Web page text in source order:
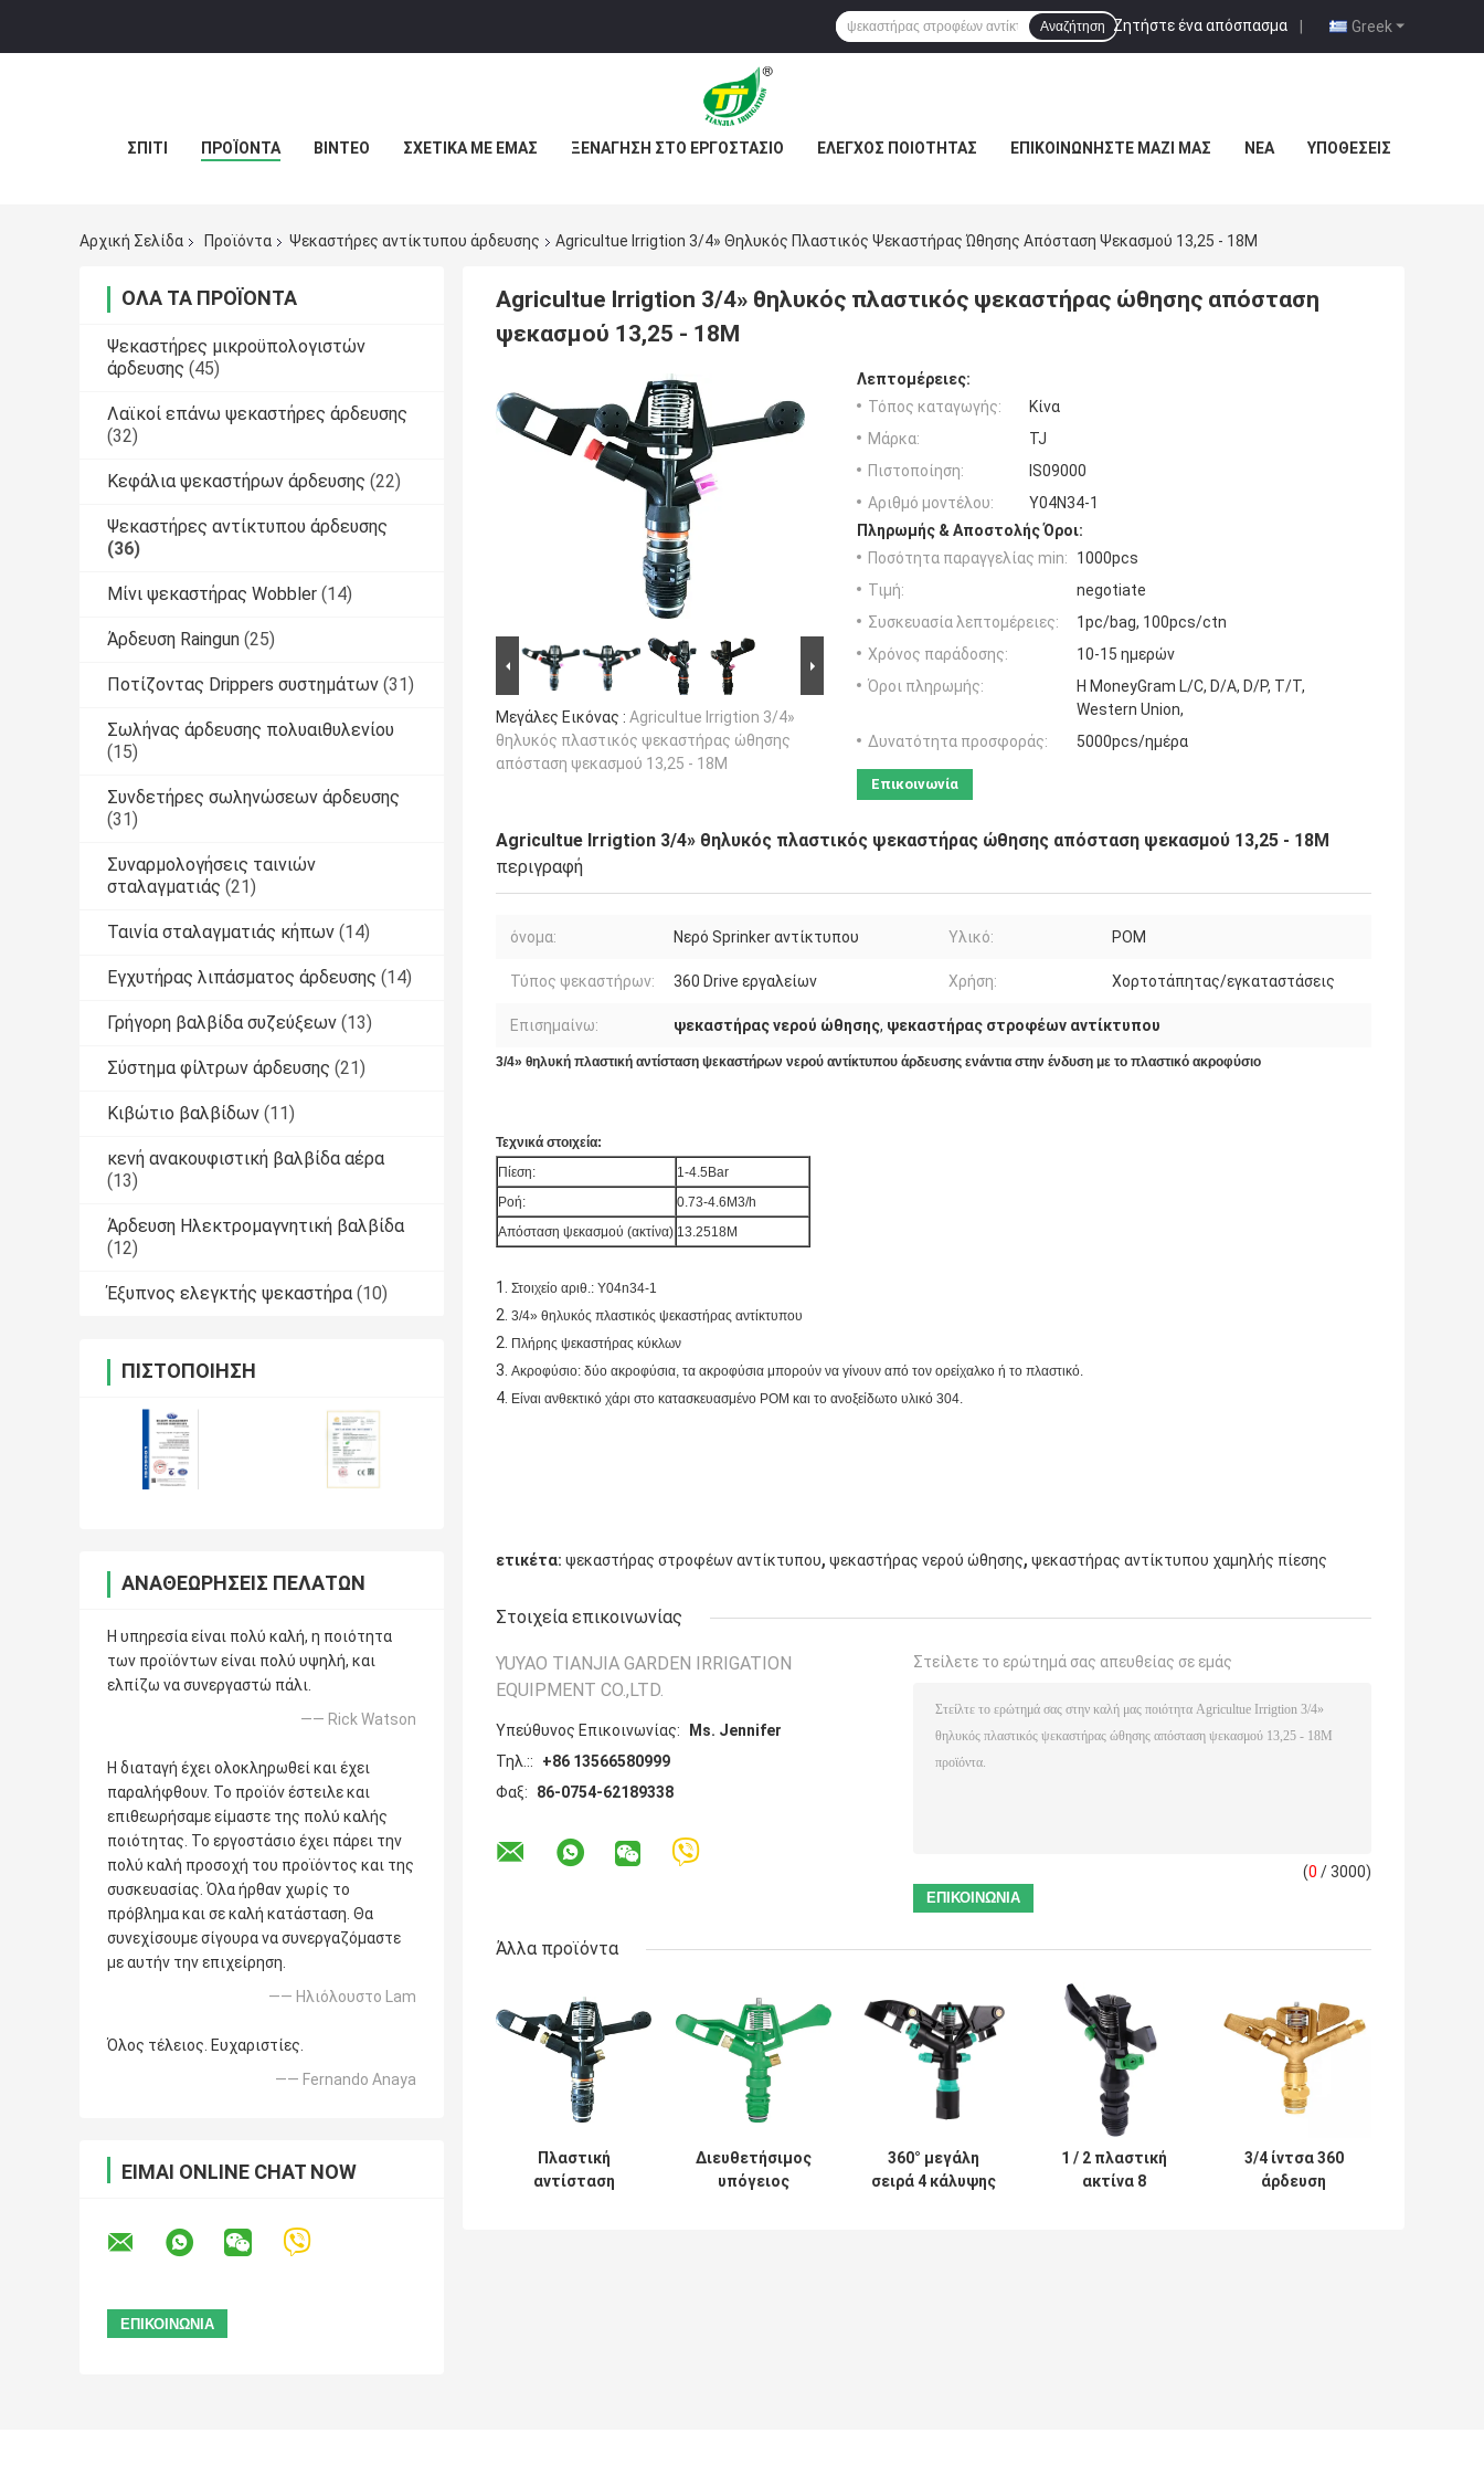
Greek
Ζητήστε ένα απόσπασμα |
Αναζήτηση
ΣΠΊΤΙ ΠΡΟΪΌΝΤΑ ΒΊΝΤΕΟ ΣΧΕΤΙΚΆ ΜΕ ΕΜΆΣ ΞΕΝΆΓΗΣΗ ΣΤΟ ΕΡΓΟΣΤΆΣΙΟ ΕΛΕΓΧΟΣ ΠΟΙΌΤΗΤΑΣ ΕΠΙΚΟΙΝΩΝΉΣΤΕ ΜΑΖΊ ΜΑΣ ΝΈΑ ΥΠΟΘΈΣΕΙΣ
Αρχική Σελίδα Προϊόντα Ψεκαστήρες αντίκτυπου άρδευσης Agricultue Irrigtion 3/4» Θηλυκός Πλαστικός Ψεκαστήρας Ώθησης Απόσταση Ψεκασμού 13,25 - 18M
ΌΛΑ ΤΑ ΠΡΟΪΌΝΤΑ
Ψεκαστήρες μικροϋπολογιστών
άρδευσης (45)
Λαϊκοί επάνω ψεκαστήρες άρδευσης
(32)
Κεφάλια ψεκαστήρων άρδευσης (22)
Ψεκαστήρες αντίκτυπου άρδευσης
(36)
Μίνι ψεκαστήρας Wobbler (14)
Άρδευση Raingun (25)
Ποτίζοντας Drippers συστημάτων (31)
Σωλήνας άρδευσης πολυαιθυλενίου
(15)
Συνδετήρες σωληνώσεων άρδευσης
(31)
Συναρμολογήσεις ταινιών
σταλαγματιάς (21)
Ταινία σταλαγματιάς κήπων (14)
Εγχυτήρας λιπάσματος άρδευσης (14)
Γρήγορη βαλβίδα συζεύξεων (13)
Σύστημα φίλτρων άρδευσης (21)
Κιβώτιο βαλβίδων (11)
κενή ανακουφιστική βαλβίδα αέρα
(13)
Άρδευση Ηλεκτρομαγνητική βαλβίδα
(12)
Έξυπνος ελεγκτής ψεκαστήρα (10)
ΠΙΣΤΟΠΟΊΗΣΗ
ΑΝΑΘΕΩΡΉΣΕΙΣ ΠΕΛΑΤΏΝ
Η υπηρεσία είναι πολύ καλή, η ποιότητα
των προϊόντων είναι πολύ υψηλή, και
ελπίζω να συνεργαστώ πάλι.
—— Rick Watson
Η διαταγή έχει ολοκληρωθεί και έχει
παραλήφθουν. Το προϊόν έστειλε και
επιθεωρήσαμε είμαστε της πολύ καλής
ποιότητας. Το εργοστάσιο έχει πάρει την
πολύ καλή προσοχή του προϊόντος και της
συσκευασίας. Όλα ήρθαν χωρίς το
πρόβλημα και σε καλή κατάσταση. Θα
συνεχίσουμε σίγουρα να συνεργαζόμαστε
με αυτήν την επιχείρηση.
—— Ηλιόλουστο Lam
Όλος τέλειος. Ευχαριστίες.
—— Fernando Anaya
ΕΊΜΑΙ ONLINE CHAT NOW
Agricultue Irrigtion 3/4» θηλυκός πλαστικός ψεκαστήρας ώθησης απόσταση
ψεκασμού 13,25 - 18M
Μεγάλες Εικόνας : Agricultue Irrigtion 3/4»
θηλυκός πλαστικός ψεκαστήρας ώθησης
απόσταση ψεκασμού 13,25 - 18M
Λεπτομέρειες:
Τόπος καταγωγής:
Κίνα
Μάρκα:
TJ
Πιστοποίηση:
IS09000
Αριθμό μοντέλου:
Y04N34-1
Πληρωμής & Αποστολής Όροι:
Ποσότητα παραγγελίας min:
1000pcs
Τιμή:
negotiate
Συσκευασία λεπτομέρειες:
1pc/bag, 100pcs/ctn
Χρόνος παράδοσης:
10-15 ημερών
Όροι πληρωμής:
Η MoneyGram L/C, D/A, D/P, T/T,
Western Union,
Δυνατότητα προσφοράς:
5000pcs/ημέρα
Επικοινωνία
Agricultue Irrigtion 3/4» θηλυκός πλαστικός ψεκαστήρας ώθησης απόσταση ψεκασμού 13,25 - 18M
περιγραφή
όνομα: Νερό Sprinker αντίκτυπου Υλικό: POM
Τύπος ψεκαστήρων: 360 Drive εργαλείων Χρήση: Χορτοτάπητας/εγκαταστάσεις
Επισημαίνω: ψεκαστήρας νερού ώθησης, ψεκαστήρας στροφέων αντίκτυπου
3/4» θηλυκή πλαστική αντίσταση ψεκαστήρων νερού αντίκτυπου άρδευσης ενάντια στην ένδυση με το πλαστικό ακροφύσιο
Τεχνικά στοιχεία:
Πίεση:
1-4.5Bar
Ροή:
0.73-4.6M3/h
Απόσταση ψεκασμού (ακτίνα) 13.2518M
1. Στοιχείο αριθ.: Y04n34-1
2. 3/4» θηλυκός πλαστικός ψεκαστήρας αντίκτυπου
2. Πλήρης ψεκαστήρας κύκλων
3. Ακροφύσιο: δύο ακροφύσια, τα ακροφύσια μπορούν να γίνουν από τον ορείχαλκο ή το πλαστικό.
4. Είναι ανθεκτικό χάρι στο κατασκευασμένο POM και το ανοξείδωτο υλικό 304.
ετικέτα: ψεκαστήρας στροφέων αντίκτυπου, ψεκαστήρας νερού ώθησης, ψεκαστήρας αντίκτυπου χαμηλής πίεσης
Στοιχεία επικοινωνίας
YUYAO TIANJIA GARDEN IRRIGATION
EQUIPMENT CO.,LTD.
Υπεύθυνος Επικοινωνίας:
Ms. Jennifer
Τηλ.::
+86 13566580999
Φαξ:
86-0754-62189338
Στείλετε το ερώτημά σας απευθείας σε εμάς
(0 / 3000)
Άλλα προϊόντα
Πλαστική
αντίσταση
Διευθετήσιμος
υπόγειος
360° μεγάλη
σειρά 4 κάλυψης
1 / 2 πλαστική
ακτίνα 8
3/4 ίντσα 360
άρδευση